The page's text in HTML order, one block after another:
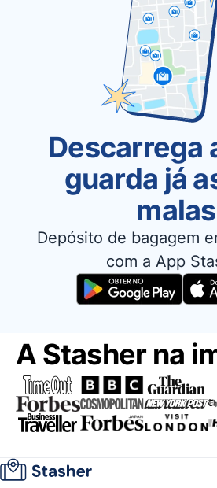
Descarrega
guarda já
malas
Depósito de bagagem
com a App
A Stasher na